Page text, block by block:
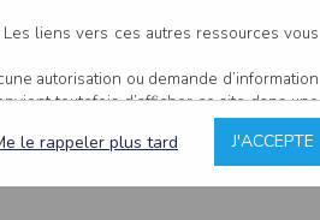
liens vers ces autres ressources vous
autorisation ou demande d’information
toutefois d’afficher ce site dans une
estime non conforme à l’objet du site
J'ACCEPTE
le rappeler plus tard